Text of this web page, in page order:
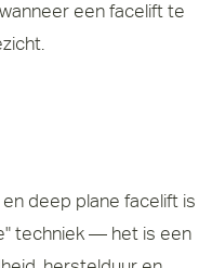
een facelift te
deep plane facelift is
techniek — het is een